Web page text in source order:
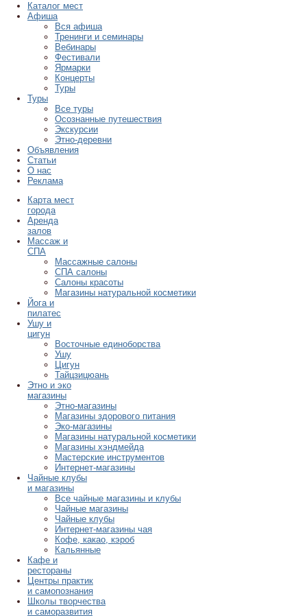
Каталог мест
Афиша
Вся афиша
Тренинги и семинары
Вебинары
Фестивали
Ярмарки
Концерты
Туры
Туры
Все туры
Осознанные путешествия
Экскурсии
Этно-деревни
Объявления
Статьи
О нас
Реклама
Карта мест
города
Аренда
залов
Массаж и
СПА
Массажные салоны
СПА салоны
Салоны красоты
Магазины натуральной косметики
Йога и
пилатес
Ушу и
цигун
Восточные единоборства
Ушу
Цигун
Тайцзицюань
Этно и эко
магазины
Этно-магазины
Магазины здорового питания
Эко-магазины
Магазины натуральной косметики
Магазины хэндмейда
Мастерские инструментов
Интернет-магазины
Чайные клубы
и магазины
Все чайные магазины и клубы
Чайные магазины
Чайные клубы
Интернет-магазины чая
Кофе, какао, кэроб
Кальянные
Кафе и
рестораны
Центры практик
и самопознания
Школы творчества
и саморазвития